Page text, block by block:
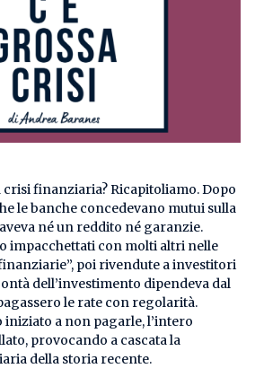
finanziaria? Ricapitoliamo. Dopo
le banche concedevano mutui sulla
né un reddito né garanzie.
impacchettati con molti altri nelle
poi rivendute a investitori
dell’investimento dipendeva dal
le rate con regolarità.
a non pagarle, l’intero
provocando a cascata la
della storia recente.